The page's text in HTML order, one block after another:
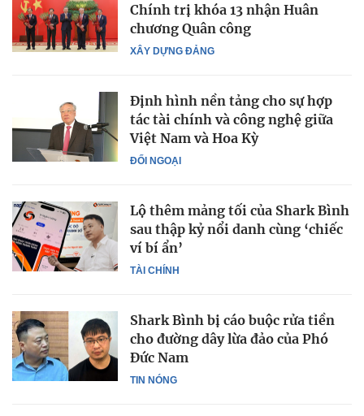
XÂY DỰNG ĐẢNG
Chính trị khóa 13 nhận Huân
chương Quân công
ĐỐI NGOẠI
Định hình nền tảng cho sự hợp
tác tài chính và công nghệ giữa
Việt Nam và Hoa Kỳ
TÀI CHÍNH
Lộ thêm mảng tối của Shark Bình
sau thập kỷ nổi danh cùng ‘chiếc
ví bí ẩn’
TIN NÓNG
Shark Bình bị cáo buộc rửa tiền
cho đường dây lừa đảo của Phó
Đức Nam